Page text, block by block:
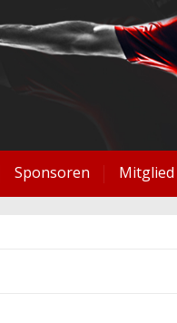
Sponsoren